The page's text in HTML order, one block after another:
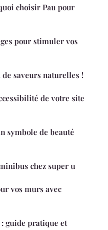
choisir Pau pour
pour stimuler vos
saveurs naturelles !
de votre site
symbole de beauté
chez super u
vos murs avec
: guide pratique et